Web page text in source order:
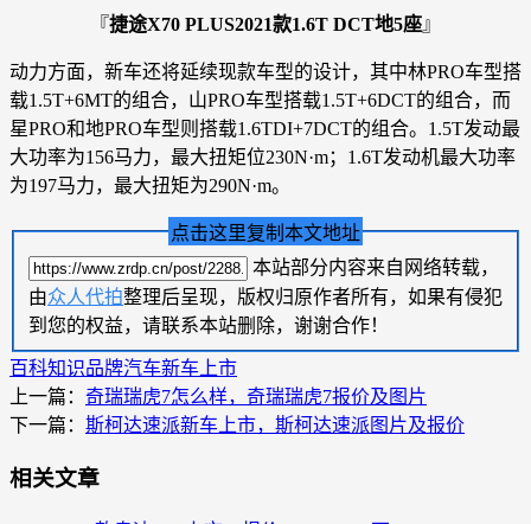
『捷途X70 PLUS2021款1.6T DCT地5座』
动力方面，新车还将延续现款车型的设计，其中林PRO车型搭
载1.5T+6MT的组合，山PRO车型搭载1.5T+6DCT的组合，而
星PRO和地PRO车型则搭载1.6TDI+7DCT的组合。1.5T发动最
大功率为156马力，最大扭矩位230N·m；1.6T发动机最大功率
为197马力，最大扭矩为290N·m。
点击这里复制本文地址
本站部分内容来自网络转载，
由众人代拍整理后呈现，版权归原作者所有，如果有侵犯
到您的权益，请联系本站删除，谢谢合作！
百科知识品牌汽车新车上市
上一篇： 奇瑞瑞虎7怎么样，奇瑞瑞虎7报价及图片
下一篇： 斯柯达速派新车上市，斯柯达速派图片及报价
相关文章